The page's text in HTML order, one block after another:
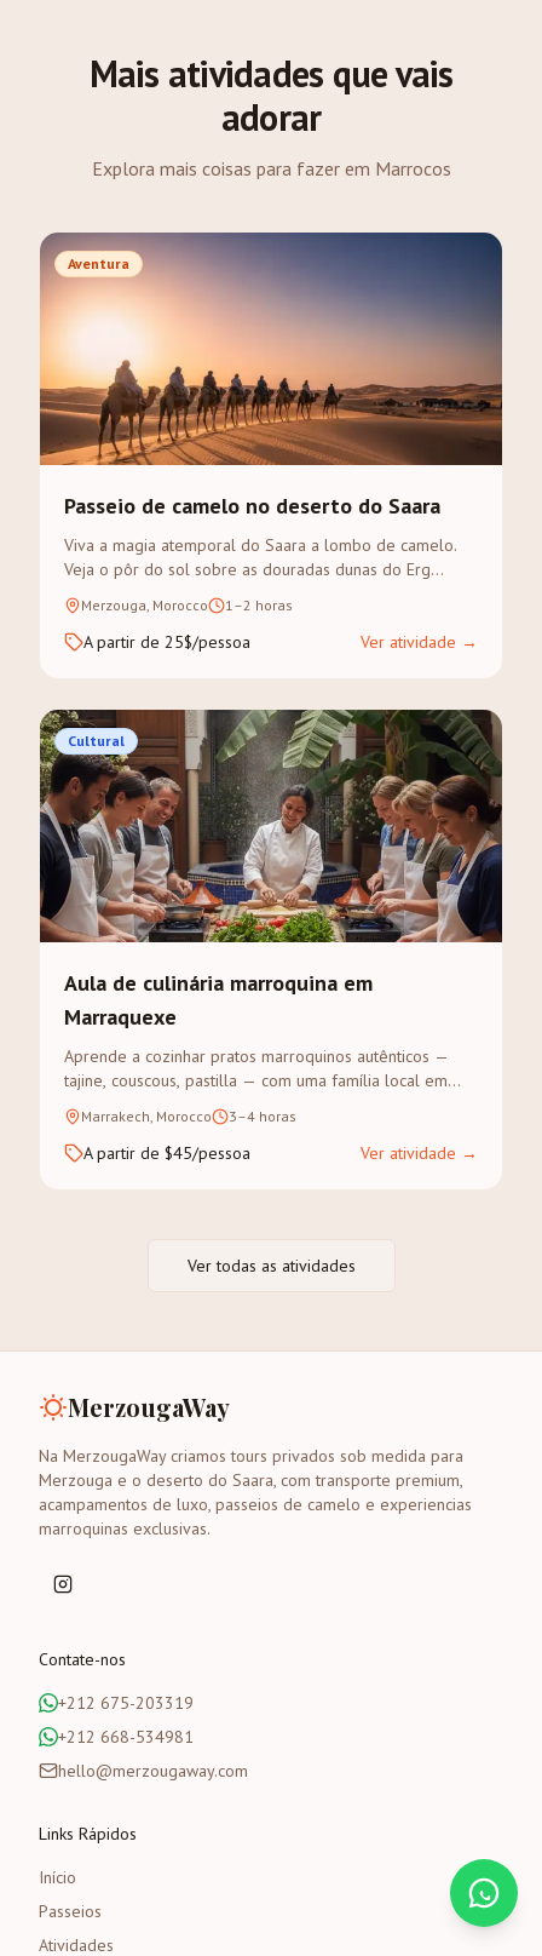
Mais atividades que vais
adorar
Explora mais coisas para fazer em Marrocos
Aventura
Passeio de camelo no deserto do Saara
Viva a magia atemporal do Saara a lombo de camelo.
Veja o pôr do sol sobre as douradas dunas do Erg
Chebbi num trek guiado.
Merzouga, Morocco 1–2 horas
A partir de 25$/pessoa Ver atividade →
Cultural
Aula de culinária marroquina em
Marraquexe
Aprende a cozinhar pratos marroquinos autênticos —
tajine, couscous, pastilla — com uma família local em
Marraquexe. Visita ao souk para as especiarias, depois
cozinha-se e come-se juntos.
Marrakech, Morocco 3–4 horas
A partir de $45/pessoa Ver atividade →
Ver todas as atividades
MerzougaWay
Na MerzougaWay criamos tours privados sob medida para
Merzouga e o deserto do Saara, com transporte premium,
acampamentos de luxo, passeios de camelo e experiencias
marroquinas exclusivas.
Contate-nos
+212 675-203319
+212 668-534981
hello@merzougaway.com
Links Rápidos
Início
Passeios
Atividades